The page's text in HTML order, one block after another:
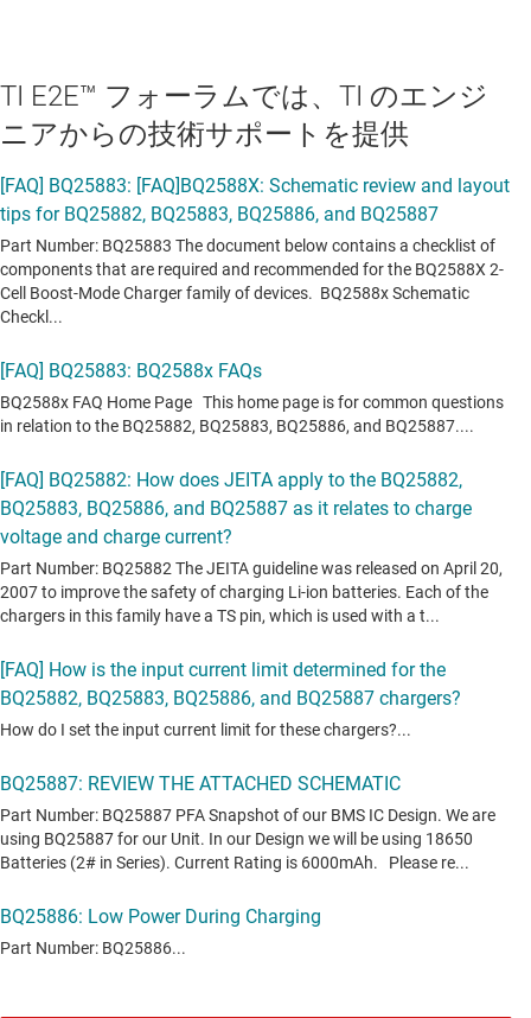
TI E2E™ フォーラムでは、TI のエンジ
ニアからの技術サポートを提供